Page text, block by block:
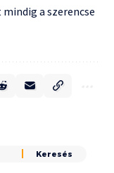
a szerencse